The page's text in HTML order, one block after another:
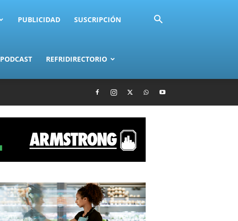
PUBLICIDAD SUSCRIPCIÓN
PODCAST REFRIDIRECTORIO